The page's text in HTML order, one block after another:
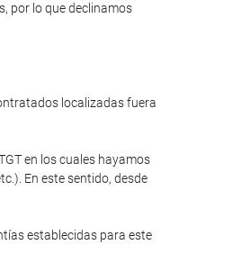
por lo que declinamos
localizadas fuera
en los cuales hayamos
En este sentido, desde
establecidas para este